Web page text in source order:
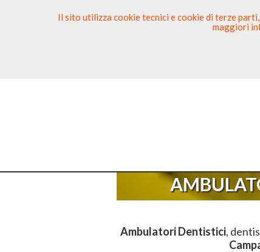
Ambulatori Dentistici,
Il sito utilizza cookie tecnici e cookie di terze
maggiori